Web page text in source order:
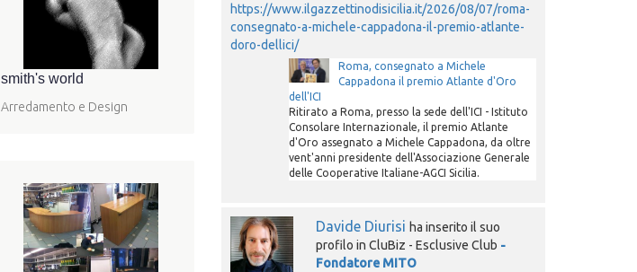
smith's world
Arredamento e Design
https://www.ilgazzettinodisicilia.it/2026/08/07/roma-
consegnato-a-michele-cappadona-il-premio-atlante-
doro-dellici/
Roma, consegnato a Michele
Cappadona il premio Atlante d'Oro
dell'ICI
Ritirato a Roma, presso la sede dell'ICI - Istituto
Consolare Internazionale, il premio Atlante
d'Oro assegnato a Michele Cappadona, da oltre
vent'anni presidente dell'Associazione Generale
delle Cooperative Italiane-AGCI Sicilia.
Davide Diurisi ha inserito il suo
profilo in CluBiz - Esclusive Club -
Fondatore MITO